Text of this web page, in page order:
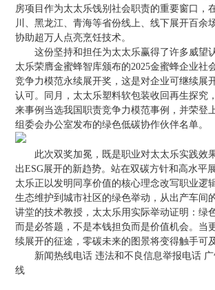
房项目作为太太乐饯别社会职责的重要窗口，
川、黑龙江、青海等省份线上、线下展开百余
协助超万人点亮烹饪技术。
这份坚持和担任为太太乐赢得了许多威望
太乐荣膺金蜜蜂智库颁布的2025金蜜蜂企业社
竞争力模范永续展开奖，这是对企业可继续展
认可。同月，太太乐塑料软包装收回再生探究
来事例当选我国职责竞争力模范事例，并荣登
组委会办公室发布的绿色低碳协作伙伴名单。
此次双奖加冕，既是职业对太太乐实践效
出ESG展开的新趋势。站在双碳方针和高水平
太乐正以发明同享价值的核心理念改写职业逻
生态维护到城市社区的绿色举动，从出产车间
讲堂的技术教授，太太乐用实际举动证明：绿
而是必答题，不是本钱担负而是价值机会。当
续展开的征途，零碳未来的图景将变得触手可及
新闻热线电话 违法和不良信息举报电话 广
线